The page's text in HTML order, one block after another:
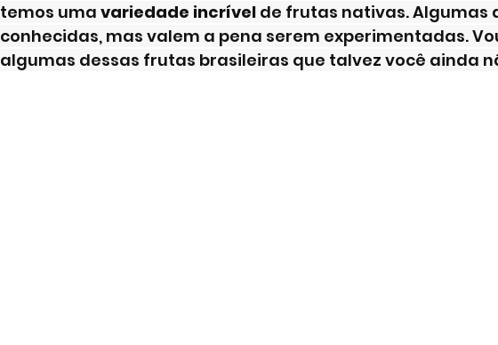
temos uma variedade incrível de frutas nativas. Algumas
conhecidas, mas valem a pena serem experimentadas.
algumas dessas frutas brasileiras que talvez você ainda